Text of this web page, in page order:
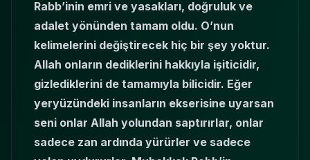
Rabb’inin emri ve yasakları, doğruluk ve
adalet yönünden tamam oldu. O’nun
kelimelerini değiştirecek hiç bir şey yoktur.
Allah onların dediklerini hakkıyla işiticidir,
gizlediklerini de tamamıyla bilicidir. Eğer
yeryüzündeki insanların ekserisine uyarsan
seni onlar Allah yolundan saptırırlar, onlar
sadece zan ardında yürürler ve sadece